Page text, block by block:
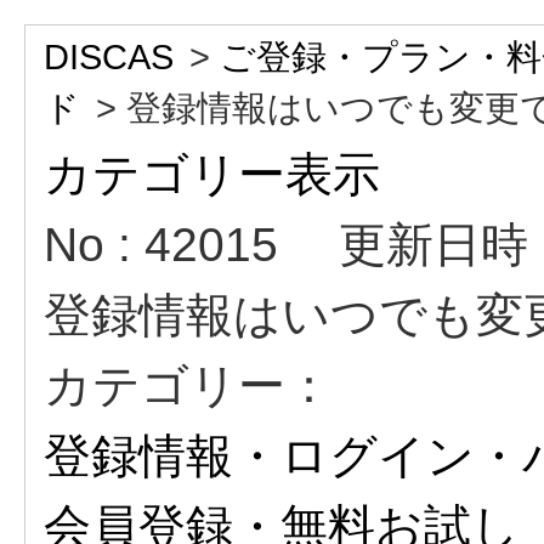
DISCAS > ご登録・プラン・
ド > 登録情報はいつでも変更
カテゴリー表示
No : 42015
更新日
登録情報はいつでも変
カテゴリー：
登録情報・ログイン・
会員登録・無料お試し